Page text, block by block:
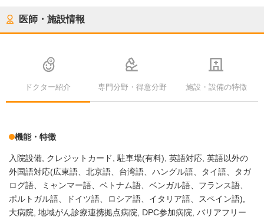
医師・施設情報
ドクター紹介 専門分野・得意分野 施設・設備の特徴
機能・特徴
入院設備 クレジットカード 駐車場(有料) 英語対応 英語以外の
外国語対応(広東語、北京語、台湾語、ハングル語、タイ語、タガ
ログ語、ミャンマー語、ベトナム語、ベンガル語、フランス語、
ポルトガル語、ドイツ語、ロシア語、イタリア語、スペイン語)
大病院 地域がん診療連携拠点病院 DPC参加病院 バリアフリー